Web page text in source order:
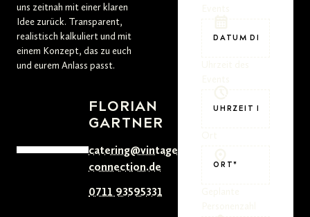
uns zeitnah mit einer klaren
Idee zurück. Transparent,
realistisch kalkuliert und mit
einem Konzept, das zu euch
und eurem Anlass passt.
FLORIAN
GARTNER
catering@vintage-
connection.de
0711 93595331